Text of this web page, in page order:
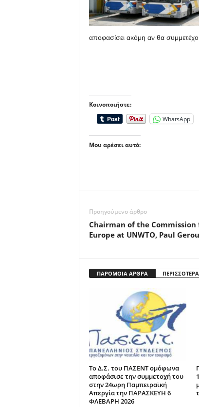
αποφασίσει ακόμη αν θα
Κοινοποιήστε:
WhatsApp
Μου αρέσει αυτό:
Προηγούμενο άρθρο
Chairman of the Commission
Europe at UNWTO, Paul
ΠΑΡΟΜΟΙΑ ΑΡΘΡΑ
Το Δ.Σ. του ΠΑΣΕΝΤ ομόφωνα
αποφάσισε την συμμετοχή του
στην 24ωρη Παμπειραϊκή
Απεργία την ΠΑΡΑΣΚΕΥΗ 6
ΦΛΕΒΑΡΗ 2026